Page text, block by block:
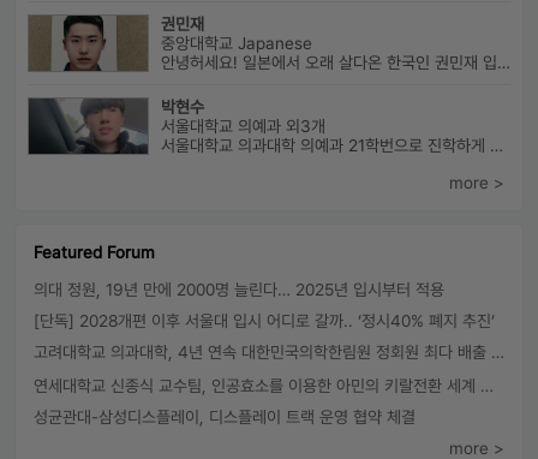
권민재
중앙대학교 Japanese
안녕허세요! 일본에서 오래 살다온 한국인 권민재 입니다. 16년간 설고...
박현수
서울대학교 의예과 외3개
서울대학교 의과대학 의예과 21학번으로 진학하게 될 박현수라고 합니다~
more >
Featured Forum
의대 정원, 19년 만에 2000명 늘린다… 2025년 입시부터 적용
[단독] 2028개편 이후 서울대 입시 어디로 갈까.. ‘정시40% 폐지 추진’
고려대학교 의과대학, 4년 연속 대한민국의학한림원 정회원 최다 배출 外
연세대학교 신종식 교수팀, 인공효소를 이용한 아민의 키랄전환 세계 최초로 성공
성균관대-삼성디스플레이, 디스플레이 트랙 운영 협약 체결
more >